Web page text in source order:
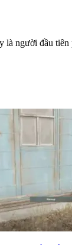
là người đầu tiên